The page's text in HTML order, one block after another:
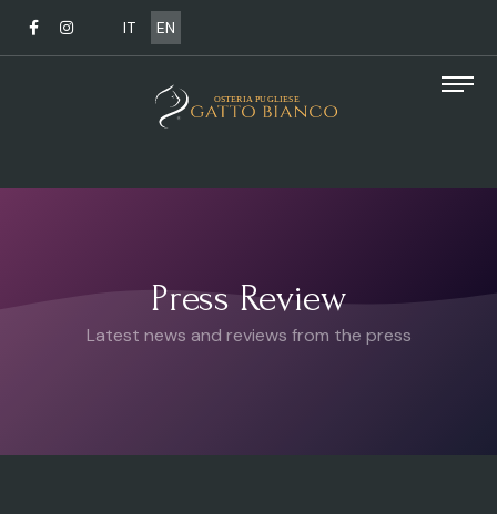
IT EN
Press Review
Latest news and reviews from the press